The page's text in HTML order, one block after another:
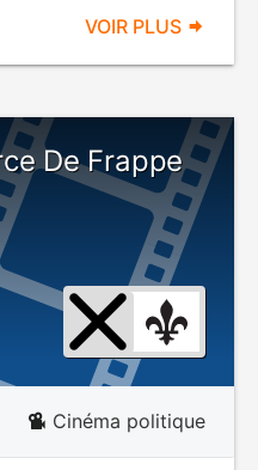
VOIR PLUS
De Frappe
Cinéma politique